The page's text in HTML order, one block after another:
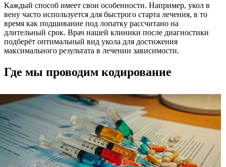
Каждый способ имеет свои особенности. Например, укол в
вену часто используется для быстрого старта лечения, в то
время как подшивание под лопатку рассчитано на
длительный срок. Врач нашей клиники после диагностики
подберёт оптимальный вид укола для достижения
максимального результата в лечении зависимости.
Где мы проводим кодирование